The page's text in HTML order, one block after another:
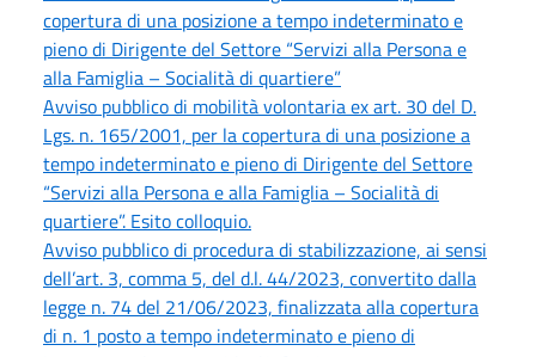
copertura di una posizione a tempo indeterminato e
pieno di Dirigente del Settore “Servizi alla Persona e
alla Famiglia – Socialità di quartiere”
Avviso pubblico di mobilità volontaria ex art. 30 del D.
Lgs. n. 165/2001, per la copertura di una posizione a
tempo indeterminato e pieno di Dirigente del Settore
“Servizi alla Persona e alla Famiglia – Socialità di
quartiere”. Esito colloquio.
Avviso pubblico di procedura di stabilizzazione, ai sensi
dell’art. 3, comma 5, del d.l. 44/2023, convertito dalla
legge n. 74 del 21/06/2023, finalizzata alla copertura
di n. 1 posto a tempo indeterminato e pieno di